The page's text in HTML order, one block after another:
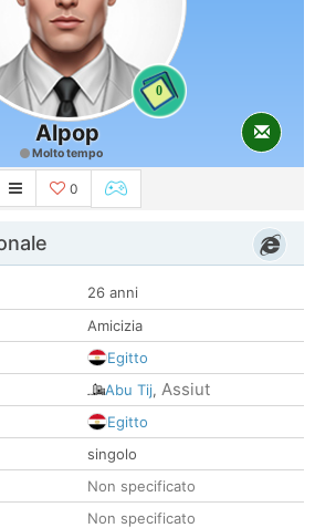
0
Alpop
Molto tempo
0
26 anni
Amicizia
Egitto
Abu Tij, Assiut
Egitto
singolo
Non specificato
Non specificato